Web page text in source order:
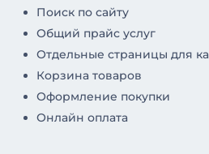
Поиск по сайту
Общий прайс услуг
Отдельные страницы для
Корзина товаров
Оформление покупки
Онлайн оплата